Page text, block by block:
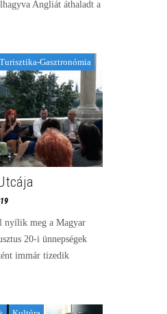
Angliát áthaladt a
Turisztika-Gasztronómia
nyílik meg a Magyar
20-i ünnepségek
immár tizedik